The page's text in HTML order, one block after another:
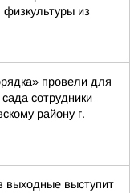
из
провели для
сада сотрудники
району г.
выступит